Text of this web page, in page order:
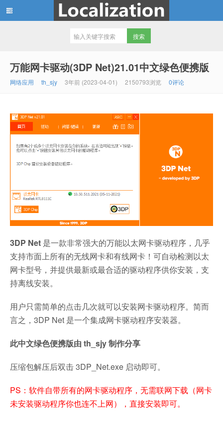
万能网卡驱动(3DP Net)21.01中文绿色便携版
网络应用 th_sjy 3年前 (2023-04-01) 2150793浏览 0评论
3DP Net 是一款非常强大的万能以太网卡驱动程序，几乎
支持市面上所有的无线网卡和有线网卡！可自动检测以太
网卡型号，并提供最新或最合适的驱动程序供你安装，支
持离线安装。
用户只需简单的点击几次就可以安装网卡驱动程序。简而
言之，3DP Net 是一个集成网卡驱动程序安装器。
此中文绿色便携版由 th_sjy 制作分享
压缩包解压后双击 3DP_Net.exe 启动即可。
PS：软件自带所有的网卡驱动程序，无需联网下载（网卡
未安装驱动程序你也连不上网），直接安装即可。